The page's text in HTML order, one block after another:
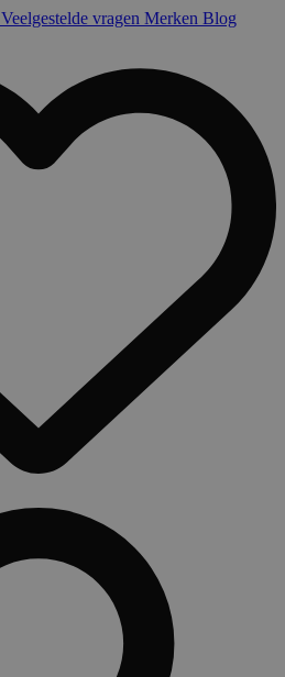
Veelgestelde vragen Merken Blog